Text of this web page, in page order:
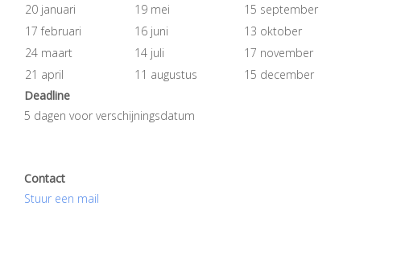
20 januari 19 mei
15 september
17 februari
16 juni
13 oktober
24 maart
14 juli
17 november
21 april
11 augustus
15 december
Deadline
5 dagen voor verschijningsdatum
Contact
Stuur een mail